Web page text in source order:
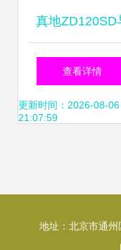
真地ZD120SD
ZD132U门禁考
机对比分析 哪款
查看详情
更新时间：2026-08-06
21:07:59
地址：北京市通